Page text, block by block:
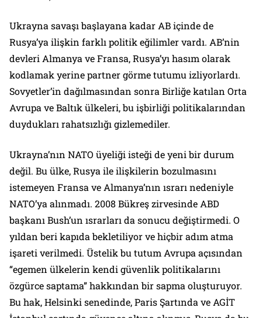
Ukrayna savaşı başlayana kadar AB içinde de
Rusya’ya ilişkin farklı politik eğilimler vardı. AB’nin
devleri Almanya ve Fransa, Rusya’yı hasım olarak
kodlamak yerine partner görme tutumu izliyorlardı.
Sovyetler’in dağılmasından sonra Birliğe katılan Orta
Avrupa ve Baltık ülkeleri, bu işbirliği politikalarından
duydukları rahatsızlığı gizlemediler.
Ukrayna’nın NATO üyeliği isteği de yeni bir durum
değil. Bu ülke, Rusya ile ilişkilerin bozulmasını
istemeyen Fransa ve Almanya’nın ısrarı nedeniyle
NATO’ya alınmadı. 2008 Bükreş zirvesinde ABD
başkanı Bush’un ısrarları da sonucu değiştirmedi. O
yıldan beri kapıda bekletiliyor ve hiçbir adım atma
işareti verilmedi. Üstelik bu tutum Avrupa açısından
“egemen ülkelerin kendi güvenlik politikalarını
özgürce saptama”hakkından bir sapma oluşturuyor.
Bu hak, Helsinki senedinde, Paris Şartında ve AGİT